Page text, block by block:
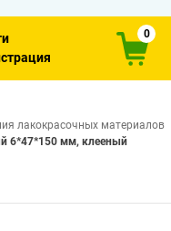
0
лакокрасочных материалов
6*47*150 мм, клееный